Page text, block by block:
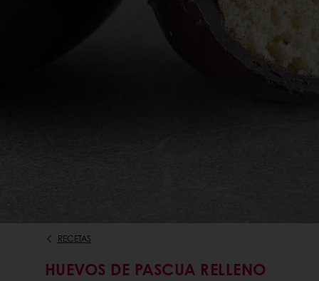
RECETAS
HUEVOS DE PASCUA RELLENO